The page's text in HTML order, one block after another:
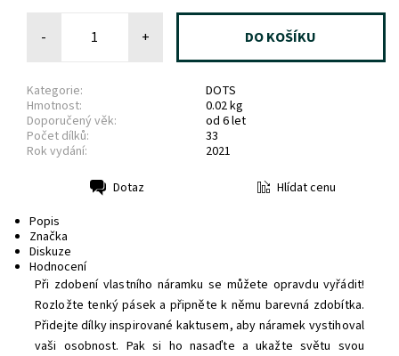
- +
Kategorie:
DOTS
Hmotnost:
0.02 kg
Doporučený věk:
od 6 let
Počet dílků:
33
Rok vydání:
2021
Dotaz
Hlídat cenu
Popis
Značka
Diskuze
Hodnocení
Při zdobení vlastního náramku se můžete opravdu vyřádit!
Rozložte tenký pásek a připněte k němu barevná zdobítka.
Přidejte dílky inspirované kaktusem, aby náramek vystihoval
vaši osobnost. Pak si ho nasaďte a ukažte světu svou